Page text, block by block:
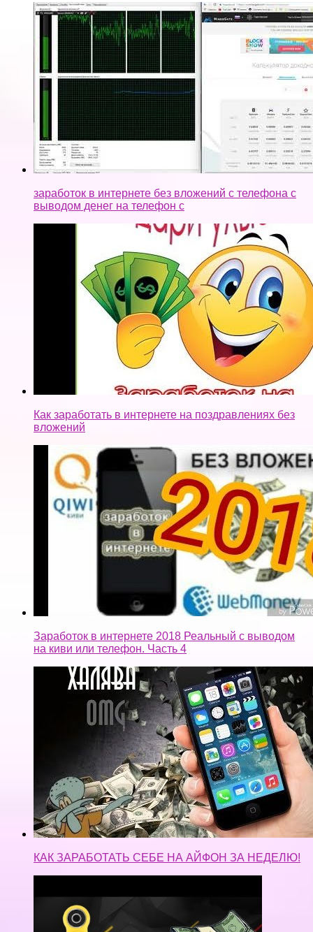
заработок в интернете без вложений с телефона с
выводом денег на телефон с
Как заработать в интернете на поздравлениях без
вложений
Заработок в интернете 2018 Реальный с выводом
на киви или телефон. Часть 4
КАК ЗАРАБОТАТЬ СЕБЕ НА АЙФОН ЗА НЕДЕЛЮ!